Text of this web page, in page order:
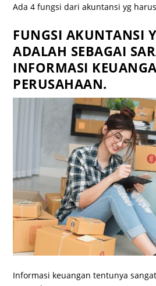
Ada 4 fungsi dari akuntansi yg
FUNGSI AKUNTANSI
ADALAH SEBAGAI
INFORMASI
PERUSAHAAN.
Informasi keuangan tentunya